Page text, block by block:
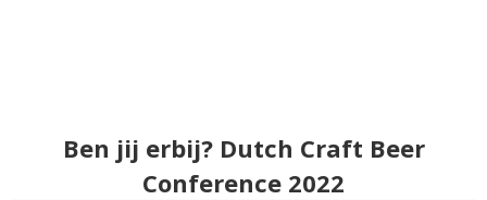
Ben jij erbij? Dutch Craft Beer
Conference 2022